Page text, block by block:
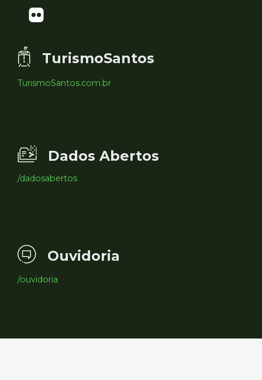
TurismoSantos
TurismoSantos.com.br
Dados Abertos
/dadosabertos
Ouvidoria
/ouvidoria